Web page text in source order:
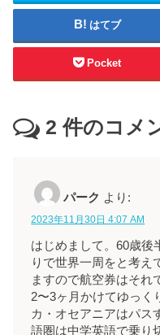
はてブ
Pocket
2 件のコメ
パーク より:
2023年11月30日 4:07 AM
はじめまして。60歳後
りで世界一周をと考え
ますので航空券はそれ
2〜3ヶ月かけてゆっく
カ・オセアニアはパス
語圏は中学英語で乗り